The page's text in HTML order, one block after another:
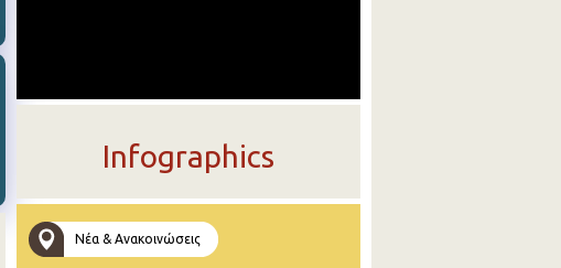
Infographics
Νέα & Ανακοινώσεις